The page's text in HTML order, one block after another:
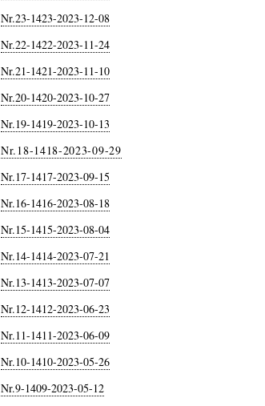
Nr.23-1423-2023-12-08
Nr.22-1422-2023-11-24
Nr.21-1421-2023-11-10
Nr.20-1420-2023-10-27
Nr.19-1419-2023-10-13
Nr.18-1418-2023-09-29
Nr.17-1417-2023-09-15
Nr.16-1416-2023-08-18
Nr.15-1415-2023-08-04
Nr.14-1414-2023-07-21
Nr.13-1413-2023-07-07
Nr.12-1412-2023-06-23
Nr.11-1411-2023-06-09
Nr.10-1410-2023-05-26
Nr.9-1409-2023-05-12